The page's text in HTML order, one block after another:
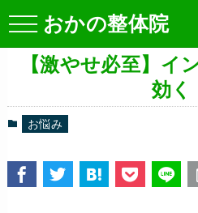
おかの整体院
【激やせ必至】イ
効く
お悩み